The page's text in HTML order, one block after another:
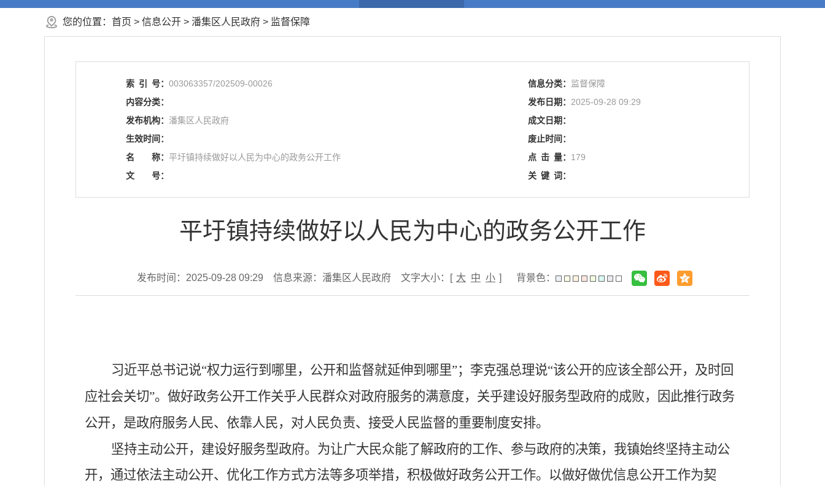
您的位置： 首页 > 信息公开 > 潘集区人民政府 > 监督保障
索 引 号： 003063357/202509-00026 信息分类： 监督保障
内容分类：
发布日期： 2025-09-28 09:29
发布机构： 潘集区人民政府
成文日期：
生效时间：
废止时间：
名
称： 平圩镇持续做好以人民为中心的政务公开工作 点 击 量： 179
文
号： 关 键 词：
平圩镇持续做好以人民为中心的政务公开工作
发布时间：2025-09-28 09:29 信息来源：潘集区人民政府 文字大小：[ 大 中 小 ] 背景色：
习近平总书记说“权力运行到哪里，公开和监督就延伸到哪里”； 李克强总理说“该公开的应该全部公开，及时回
应社会关切”。 做好政务公开工作关乎人民群众对政府服务的满意度，关乎建设好服务型政府的成败，因此推行政务
公开，是政府服务人民、依靠人民，对人民负责、接受人民监督的重要制度安排。
坚持主动公开，建设好服务型政府。 为让广大民众能了解政府的工作、参与政府的决策，我镇始终坚持主动公
开， 通过依法主动公开、 优化工作方式方法等多项举措，积极做好政务公开工作。以做好做优信息公开工作为契